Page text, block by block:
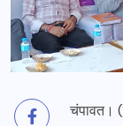
चंपावत।